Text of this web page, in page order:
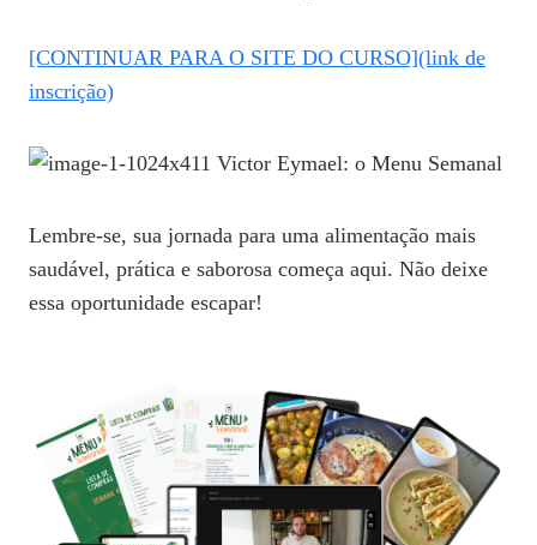
[CONTINUAR PARA O SITE DO CURSO](link de
inscrição)
Lembre-se, sua jornada para uma alimentação mais
saudável, prática e saborosa começa aqui. Não deixe
essa oportunidade escapar!